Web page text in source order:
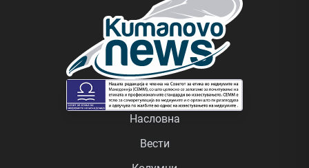
Насловна
Вести